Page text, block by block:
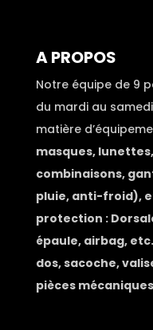
A PROPOS
Notre équipe de 9
du mardi au
matière
masques,
combinaisons,
pluie, anti-froid),
protection :
épaule, airbag,
dos, sacoche,
pièces